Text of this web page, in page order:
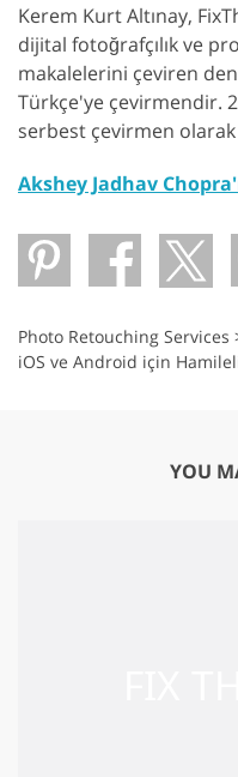
Kerem Kurt Altınay,
dijital fotoğrafçılık ve
makalelerini çeviren
Türkçe'ye çevirmendir.
serbest çevirmen olarak
Akshey Jadhav
Photo Retouching Services
iOS ve Android için
YOU